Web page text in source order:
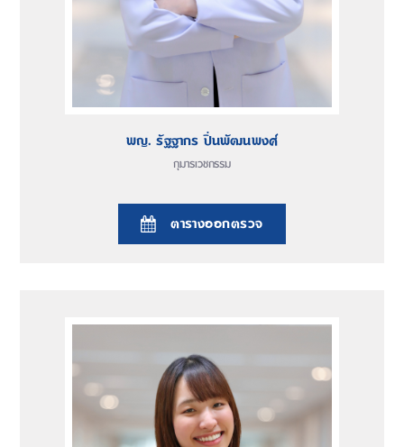
กุมารเวชกรรม
พญ. รัฐฐากร ปิ่นพัฒนพงศ์
ตารางออกตรวจ